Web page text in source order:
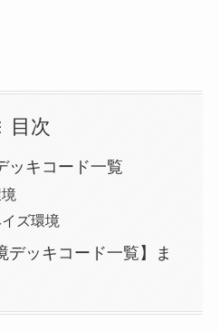
目次
ッキコード一覧
ズ環境
デッキコード一覧】ま